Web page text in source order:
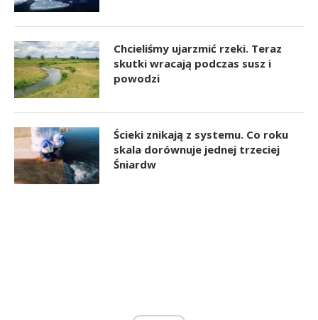
Chcieliśmy ujarzmić rzeki. Teraz
skutki wracają podczas susz i
powodzi
Ścieki znikają z systemu. Co roku
skala dorównuje jednej trzeciej
Śniardw